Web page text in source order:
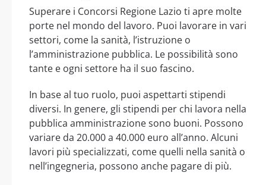
Superare i Concorsi Regione Lazio ti apre molte
porte nel mondo del lavoro. Puoi lavorare in vari
settori, come la sanità, l’istruzione o
l’amministrazione pubblica. Le possibilità sono
tante e ogni settore ha il suo fascino.
In base al tuo ruolo, puoi aspettarti stipendi
diversi. In genere, gli stipendi per chi lavora nella
pubblica amministrazione sono buoni. Possono
variare da 20.000 a 40.000 euro all’anno. Alcuni
lavori più specializzati, come quelli nella sanità o
nell’ingegneria, possono anche pagare di più.